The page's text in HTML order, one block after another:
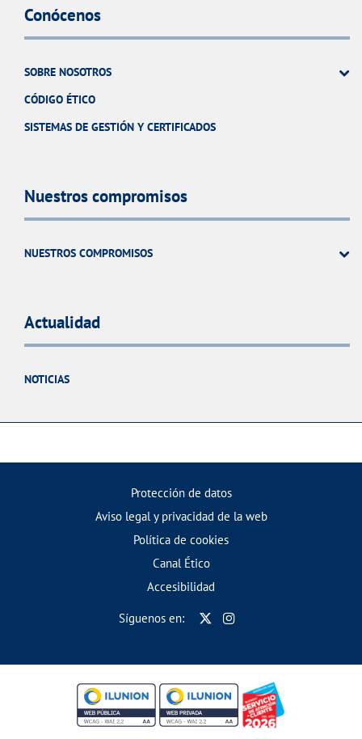
Conócenos
SOBRE NOSOTROS
CÓDIGO ÉTICO
SISTEMAS DE GESTIÓN Y CERTIFICADOS
Nuestros compromisos
NUESTROS COMPROMISOS
Actualidad
NOTICIAS
Protección de datos
Aviso legal y privacidad de la web
Política de cookies
Canal Ético
Accesibilidad
Síguenos en: